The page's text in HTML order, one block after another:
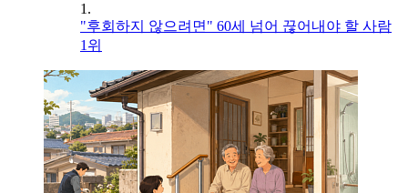
1.
"후회하지 않으려면" 60세 넘어 끊어내야 할 사람
1위